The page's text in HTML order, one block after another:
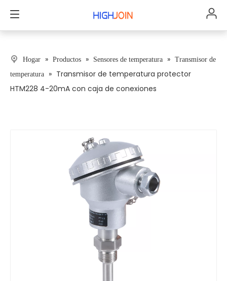
Hogar » Productos » Sensores de temperatura » Transmisor de
temperatura
» Transmisor de temperatura protector
HTM228 4-20mA con caja de conexiones